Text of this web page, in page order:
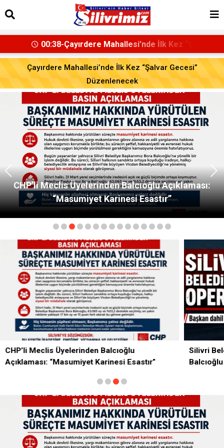
00:47-Başkan Balcıoğlu’ndan LGS’ye Girece
Silivri Belediyesi’ne Operasyon: Başkan Balcıoğlu
Dahil 17 Kişi Gözaltında
Silivri Belediyesi’ne Operasyon: Başkan
Balcıoğlu Dahil 17 Kişi Gözaltında